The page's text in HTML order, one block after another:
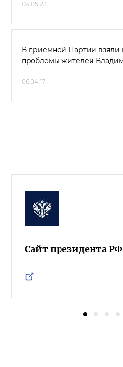
04.05.23
В приемной Партии взяли
проблемы жителей
06.04.17
Сайт президента РФ